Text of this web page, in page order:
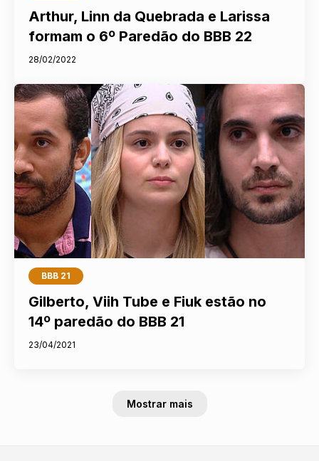
Arthur, Linn da Quebrada e Larissa
formam o 6º Paredão do BBB 22
28/02/2022
BBB 21
Gilberto, Viih Tube e Fiuk estão no
14º paredão do BBB 21
23/04/2021
Mostrar mais